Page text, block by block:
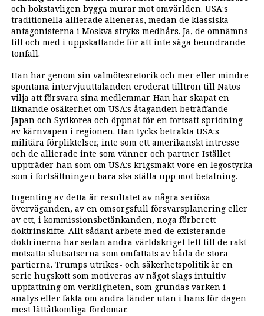
och bokstavligen bygga murar mot omvärlden. USA:s
traditionella allierade alieneras, medan de klassiska
antagonisterna i Moskva stryks medhårs. Ja, de omnämns
till och med i uppskattande för att inte säga beundrande
tonfall.
Han har genom sin valmötesretorik och mer eller mindre
spontana intervjuuttalanden eroderat tilltron till Natos
vilja att försvara sina medlemmar. Han har skapat en
liknande osäkerhet om USA:s åtaganden beträffande
Japan och Sydkorea och öppnat för en fortsatt spridning
av kärnvapen i regionen. Han tycks betrakta USA:s
militära förpliktelser, inte som ett amerikanskt intresse
och de allierade inte som vänner och partner. Istället
uppträder han som om USA:s krigsmakt vore en legostyrka
som i fortsättningen bara ska ställa upp mot betalning.
Ingenting av detta är resultatet av några seriösa
överväganden, av en omsorgsfull försvarsplanering eller
av ett, i kommissionsbetänkanden, noga förberett
doktrinskifte. Allt sådant arbete med de existerande
doktrinerna har sedan andra världskriget lett till de rakt
motsatta slutsatserna som omfattats av båda de stora
partierna. Trumps utrikes- och säkerhetspolitik är en
serie hugskott som motiveras av något slags intuitiv
uppfattning om verkligheten, som grundas varken i
analys eller fakta om andra länder utan i hans för dagen
mest lättåtkomliga fördomar.